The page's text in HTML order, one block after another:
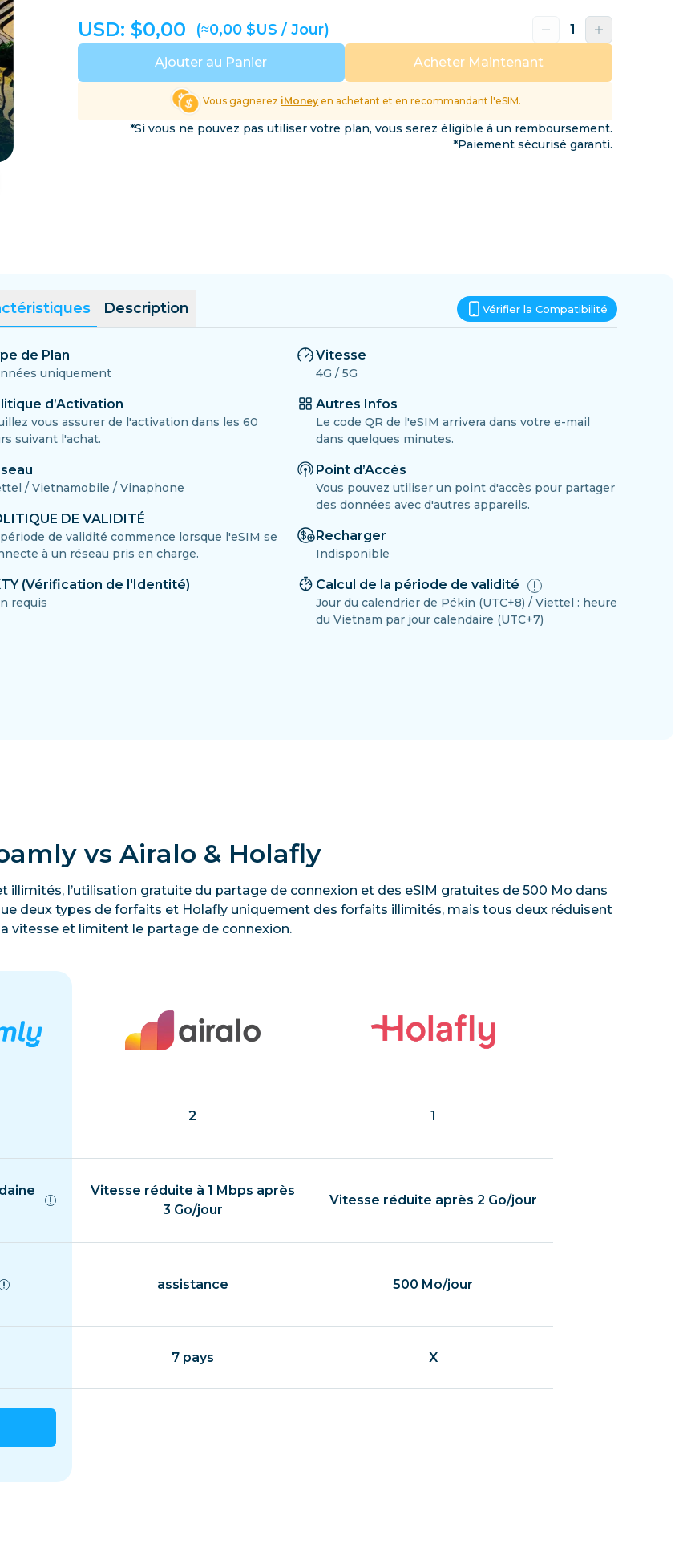
Explorer toutes les destinations
USD: $0,00 (≈0,00 $US / Jour)
Ajouter au Panier Acheter Maintenant
Vous gagnerez iMoney en achetant et en recommandant l'eSIM.
*Si vous ne pouvez pas utiliser votre plan, vous serez éligible à un remboursement.
*Paiement sécurisé garanti.
Description Vérifier la Compatibilité
de Plan
uniquement
d’Activation
vous assurer de l'activation dans les 60
suivant l'achat.
/ Vietnamobile / Vinaphone
DE VALIDITÉ
de validité commence lorsque l'eSIM se
à un réseau pris en charge.
(Vérification de l'Identité)
requis
Vitesse
4G / 5G
Autres Infos
Le code QR de l'eSIM arrivera dans votre e-mail
dans quelques minutes.
Point d’Accès
Vous pouvez utiliser un point d'accès pour partager
des données avec d'autres appareils.
Recharger
Indisponible
Calcul de la période de validité
Jour du calendrier de Pékin (UTC+8) / Viettel : heure
du Vietnam par jour calendaire (UTC+7)
vs Airalo & Holafly
l’utilisation gratuite du partage de connexion et des eSIM gratuites de 500 Mo dans
deux types de forfaits et Holafly uniquement des forfaits illimités, mais tous deux réduisent
vitesse et limitent le partage de connexion.
2 1
Vitesse réduite à 1 Mbps après
3 Go/jour
Vitesse réduite après 2 Go/jour
assistance 500 Mo/jour
7 pays X